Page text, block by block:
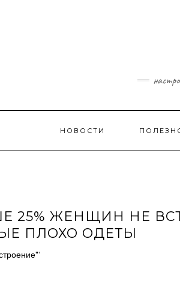
НОВОСТИ
25% ЖЕНЩИН НЕ
ПЛОХО ОДЕТЫ
'